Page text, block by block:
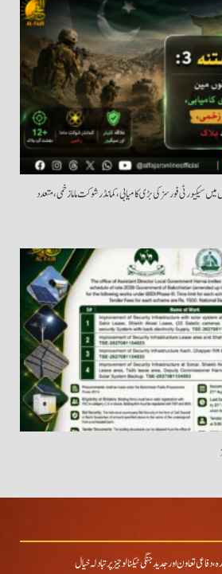
علاقوں میں سیکیورٹی فورسز کی بڑی کامیابی، کمانڈر شوکت ماما زخمی، متعدد
تعاون اور جدید جنگی ٹیکنالوجیز پر تبادلہ خیال